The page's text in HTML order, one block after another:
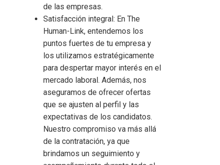
de las empresas.
Satisfacción integral: En The
Human-Link, entendemos los
puntos fuertes de tu empresa y
los utilizamos estratégicamente
para despertar mayor interés en el
mercado laboral. Además, nos
aseguramos de ofrecer ofertas
que se ajusten al perfil y las
expectativas de los candidatos.
Nuestro compromiso va más allá
de la contratación, ya que
brindamos un seguimiento y